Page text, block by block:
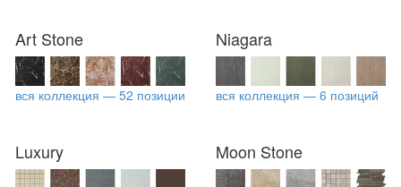
Art Stone
вся коллекция — 52 позиции
Niagara
вся коллекция — 6 позиций
Luxury Moon Stone